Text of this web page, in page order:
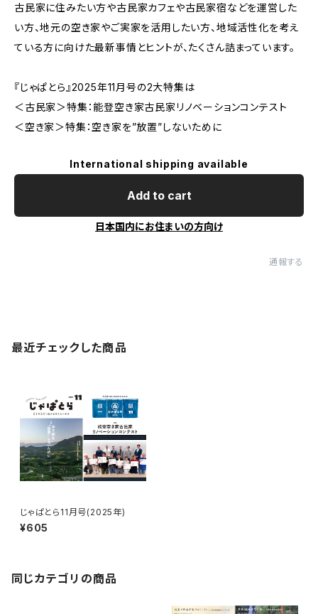
古民家に住みたい方や古民家カフェや古民家宿などを運営した
い方、地元の空き家やご実家を活用したい方、地域活性化を考え
ている方に向けた最新事情とヒントが、たくさん詰まっています。
『じゃぱとら』2025年11月号の2大特集は
＜古民家＞特集：能登空き家古民家リノベーションコンテスト
＜空き家＞特集：空き家を”放置”しないために
International shipping available
Add to cart
日本国内にお住まいの方向け
通報する
最近チェックした商品
じゃぱとら11月号(2025年)
¥605
同じカテゴリの商品